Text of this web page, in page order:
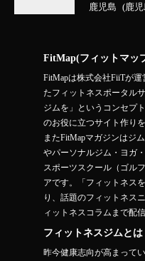
鹿児島
鹿
FitMap(フィットマッ
FitMapは株式会社FiiTが
たフィットネスポータル
ジムを」というコンセプ
のお役に立つサイト作り
またFitMapマガジンはジ
やパーソナルジム・ヨガ
スポーツスクール（ゴル
アです。「フィットネス
り、話題のフィットネス
ィットネスコラムまで配
フィットネスジムとは
昨今健康志向が高まって